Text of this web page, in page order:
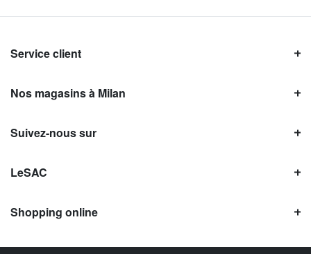
Service client
Nos magasins à Milan
Suivez-nous sur
LeSAC
Shopping online